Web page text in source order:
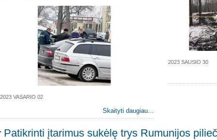
2023 VASARIO 02
Skaityti daugiau...
2023 SAUSIO 30
Patikrinti įtarimus sukėlę trys Rumunijos